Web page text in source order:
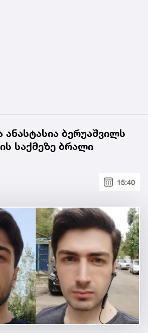
ანასტასია ბერუაშვილს
საქმეზე ბრალი
15:40